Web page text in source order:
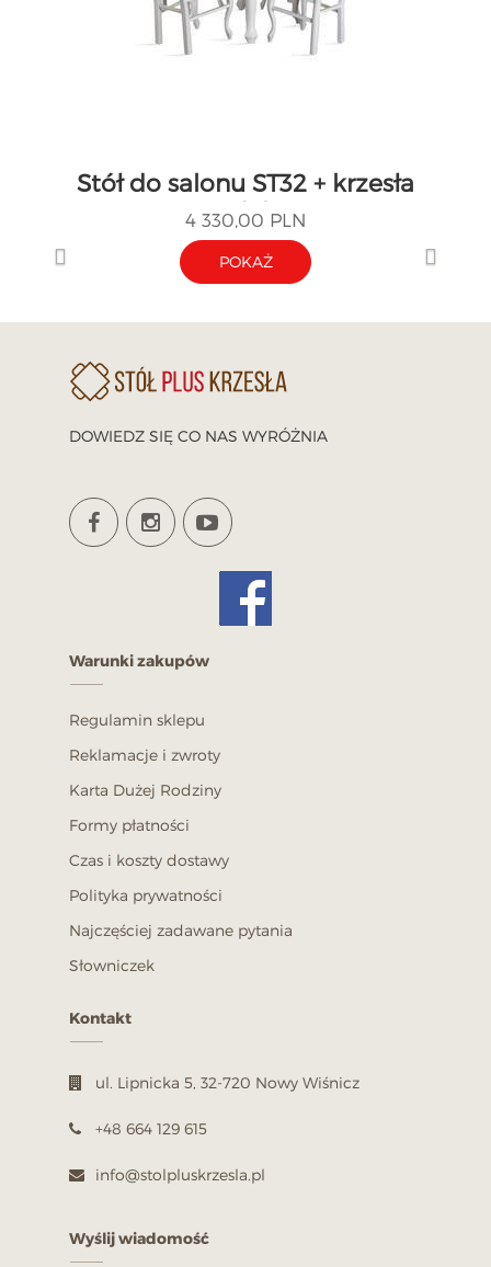
Stół do salonu ST32 + krzesła
model 35
4 330,00 PLN
POKAŻ
Stół do kuchni ST29 + 4 krzesłam
model 79T
1 860,00 PLN
Stół okrągły - rozkładany do 140
DOWIEDZ SIĘ CO NAS WYRÓŻNIA
Warunki zakupów
Regulamin sklepu
Reklamacje i zwroty
Karta Dużej Rodziny
Formy płatności
Czas i koszty dostawy
Polityka prywatności
Najczęściej zadawane pytania
Słowniczek
Kontakt
ul. Lipnicka 5, 32-720 Nowy Wiśnicz
+48 664 129 615
info@stolpluskrzesla.pl
Wyślij wiadomość